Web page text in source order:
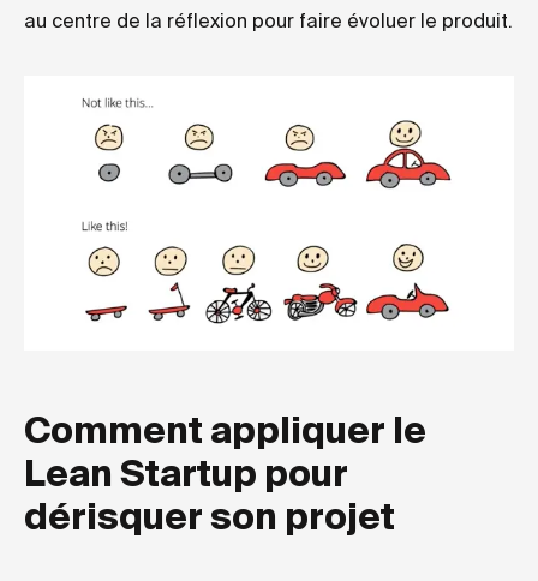
au centre de la réflexion pour faire évoluer le produit.
Comment appliquer le
Lean Startup pour
dérisquer son projet